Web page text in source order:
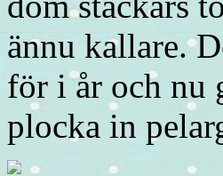
ännu kallare.
för i år och nu
plocka in